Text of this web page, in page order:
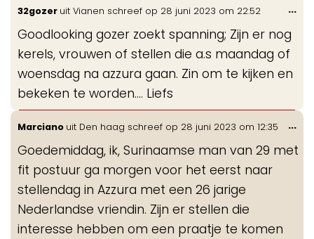
32gozer uit Vianen schreef op 28 juni 2023 om 22:52
Goodlooking gozer zoekt spanning; Zijn er nog
kerels, vrouwen of stellen die a.s maandag of
woensdag na azzura gaan. Zin om te kijken en
bekeken te worden.... Liefs
...
Marciano uit Den haag schreef op 28 juni 2023 om 12:35
Goedemiddag, ik, Surinaamse man van 29 met
fit postuur ga morgen voor het eerst naar
stellendag in Azzura met een 26 jarige
Nederlandse vriendin. Zijn er stellen die
interesse hebben om een praatje te komen
...